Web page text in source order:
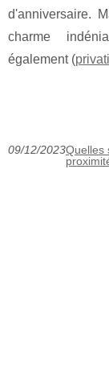
d'anniversaire.
charme
également (
09/12/2023Quelles